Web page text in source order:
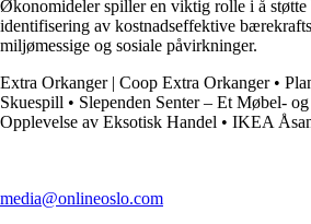
Økonomideler spiller en viktig rolle i å støtte
identifisering av kostnadseffektive
miljømessige og sosiale påvirkninger.
Extra Orkanger | Coop Extra Orkanger•
Skuespill • Slependen Senter – Et Møbel-
Opplevelse av Eksotisk Handel • IKEA
media@onlineoslo.com